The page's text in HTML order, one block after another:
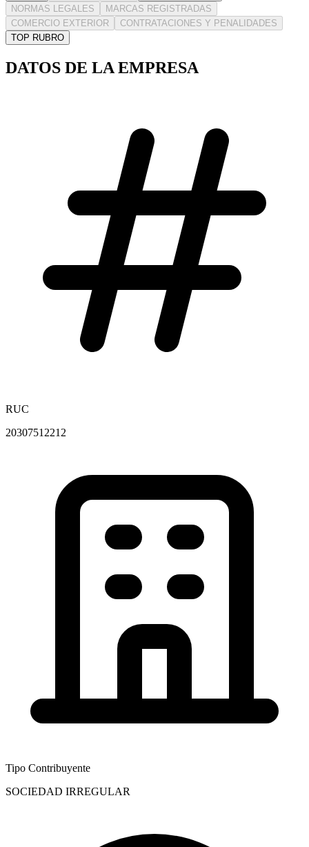
NORMAS LEGALES
MARCAS REGISTRADAS
COMERCIO EXTERIOR
CONTRATACIONES Y PENALIDADES
TOP RUBRO
DATOS DE LA EMPRESA
RUC
20307512212
Tipo Contribuyente
SOCIEDAD IRREGULAR